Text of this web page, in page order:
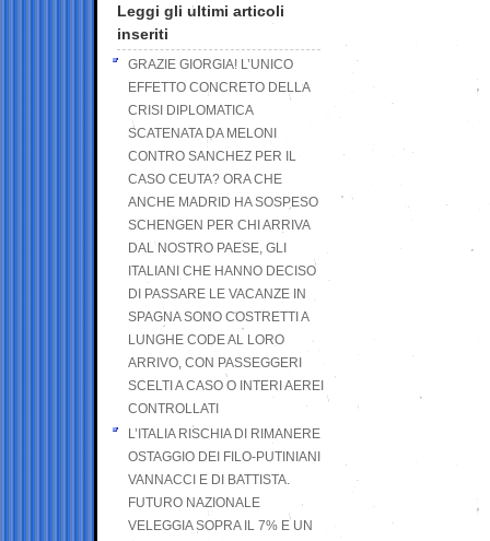
Leggi gli ultimi articoli
inseriti
GRAZIE GIORGIA! L’UNICO
EFFETTO CONCRETO DELLA
CRISI DIPLOMATICA
SCATENATA DA MELONI
CONTRO SANCHEZ PER IL
CASO CEUTA? ORA CHE
ANCHE MADRID HA SOSPESO
SCHENGEN PER CHI ARRIVA
DAL NOSTRO PAESE, GLI
ITALIANI CHE HANNO DECISO
DI PASSARE LE VACANZE IN
SPAGNA SONO COSTRETTI A
LUNGHE CODE AL LORO
ARRIVO, CON PASSEGGERI
SCELTI A CASO O INTERI AEREI
CONTROLLATI
L’ITALIA RISCHIA DI RIMANERE
OSTAGGIO DEI FILO-PUTINIANI
VANNACCI E DI BATTISTA.
FUTURO NAZIONALE
VELEGGIA SOPRA IL 7% E UN